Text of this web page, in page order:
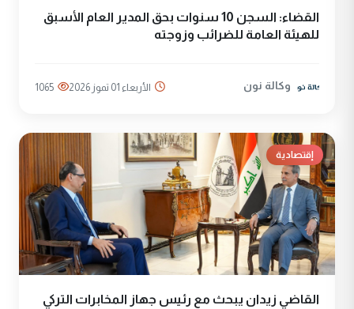
القضاء: السجن 10 سنوات بحق المدير العام الأسبق
للهيئة العامة للضرائب وزوجته
وكالة نون الأربعاء 01 تموز 2026 1065
إقتصادية
القاضي زيدان يبحث مع رئيس جهاز المخابرات التركي